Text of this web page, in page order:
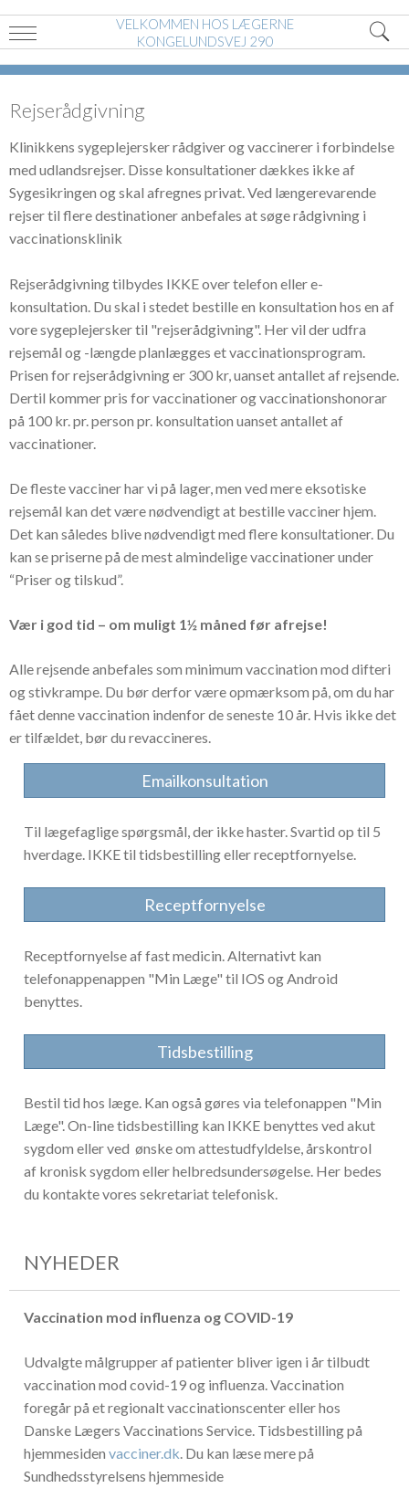
VELKOMMEN HOS LÆGERNE
KONGELUNDSVEJ 290
Rejserådgivning
Klinikkens sygeplejersker rådgiver og vaccinerer i forbindelse
med udlandsrejser. Disse konsultationer dækkes ikke af
Sygesikringen og skal afregnes privat. Ved længerevarende
rejser til flere destinationer anbefales at søge rådgivning i
vaccinationsklinik
Rejserådgivning tilbydes IKKE over telefon eller e-
konsultation. Du skal i stedet bestille en konsultation hos en af
vore sygeplejersker til "rejserådgivning". Her vil der udfra
rejsemål og -længde planlægges et vaccinationsprogram.
Prisen for rejserådgivning er 300 kr, uanset antallet af rejsende.
Dertil kommer pris for vaccinationer og vaccinationshonorar
på 100 kr. pr. person pr. konsultation uanset antallet af
vaccinationer.
De fleste vacciner har vi på lager, men ved mere eksotiske
rejsemål kan det være nødvendigt at bestille vacciner hjem.
Det kan således blive nødvendigt med flere konsultationer. Du
kan se priserne på de mest almindelige vaccinationer under
“Priser og tilskud”.
Vær i god tid – om muligt 1½ måned før afrejse!
Alle rejsende anbefales som minimum vaccination mod difteri
og stivkrampe. Du bør derfor være opmærksom på, om du har
fået denne vaccination indenfor de seneste 10 år. Hvis ikke det
er tilfældet, bør du revaccineres.
Emailkonsultation
Til lægefaglige spørgsmål, der ikke haster. Svartid op til 5
hverdage. IKKE til tidsbestilling eller receptfornyelse.
Receptfornyelse
Receptfornyelse af fast medicin. Alternativt kan
telefonappenappen "Min Læge" til IOS og Android
benyttes.
Tidsbestilling
Bestil tid hos læge. Kan også gøres via telefonappen "Min
Læge". On-line tidsbestilling kan IKKE benyttes ved akut
sygdom eller ved ønske om attestudfyldelse, årskontrol
af kronisk sygdom eller helbredsundersøgelse. Her bedes
du kontakte vores sekretariat telefonisk.
NYHEDER
Vaccination mod influenza og COVID-19
Udvalgte målgrupper af patienter bliver igen i år tilbudt
vaccination mod covid-19 og influenza. Vaccination
foregår på et regionalt vaccinationscenter eller hos
Danske Lægers Vaccinations Service. Tidsbestilling på
hjemmesiden vacciner.dk . Du kan læse mere på
Sundhedsstyrelsens hjemmeside